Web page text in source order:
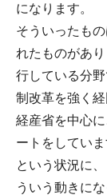
になります。
そういったも
れたものがあ
行している分
制改革を強く
経産省を中心
ートをしてい
という状況に
ういう動きに